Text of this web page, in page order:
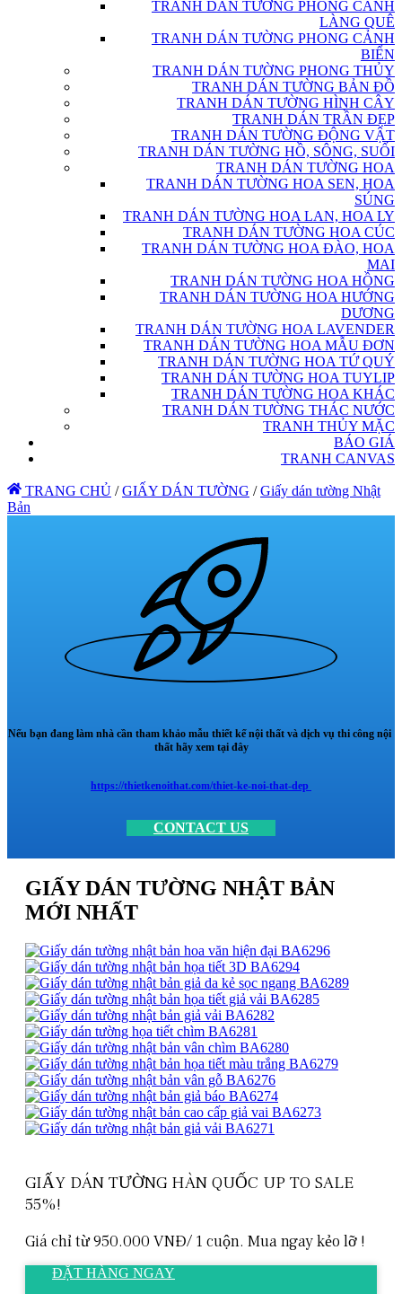
TRANH DÁN TƯỜNG PHONG CẢNH
LÀNG QUÊ
TRANH DÁN TƯỜNG PHONG CẢNH
BIỂN
TRANH DÁN TƯỜNG PHONG THỦY
TRANH DÁN TƯỜNG BẢN ĐỒ
TRANH DÁN TƯỜNG HÌNH CÂY
TRANH DÁN TRẦN ĐẸP
TRANH DÁN TƯỜNG ĐỘNG VẬT
TRANH DÁN TƯỜNG HỒ, SÔNG, SUỐI
TRANH DÁN TƯỜNG HOA
TRANH DÁN TƯỜNG HOA SEN, HOA
SÚNG
TRANH DÁN TƯỜNG HOA LAN, HOA LY
TRANH DÁN TƯỜNG HOA CÚC
TRANH DÁN TƯỜNG HOA ĐÀO, HOA
MAI
TRANH DÁN TƯỜNG HOA HỒNG
TRANH DÁN TƯỜNG HOA HƯỚNG
DƯƠNG
TRANH DÁN TƯỜNG HOA LAVENDER
TRANH DÁN TƯỜNG HOA MẪU ĐƠN
TRANH DÁN TƯỜNG HOA TỨ QUÝ
TRANH DÁN TƯỜNG HOA TUYLIP
TRANH DÁN TƯỜNG HOA KHÁC
TRANH DÁN TƯỜNG THÁC NƯỚC
TRANH THỦY MẶC
BÁO GIÁ
TRANH CANVAS
TRANG CHỦ / GIẤY DÁN TƯỜNG / Giấy dán tường Nhật
Bản
Nếu bạn đang làm nhà cần tham khảo mẫu thiết kế nội thất và dịch vụ thi công nội
thất hãy xem tại đây
https://thietkenoithat.com/thiet-ke-noi-that-dep
CONTACT US
GIẤY DÁN TƯỜNG NHẬT BẢN
MỚI NHẤT
GIẤY DÁN TƯỜNG HÀN QUỐC UP TO SALE
55%!
Giá chỉ từ 950.000 VNĐ/ 1 cuộn. Mua ngay kẻo lỡ !
ĐẶT HÀNG NGAY